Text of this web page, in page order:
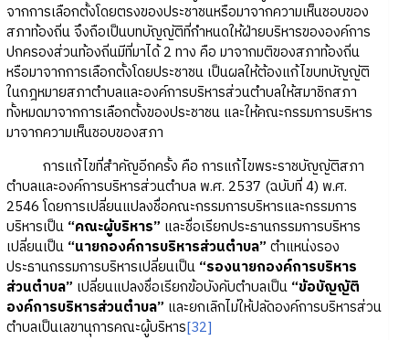
จากการเลือกตั้งโดยตรงของประชาชนหรือมาจากความเห็นชอบของ
สภาท้องถิ่น จึงถือเป็นบทบัญญัติที่กำหนดให้ฝ่ายบริหารขององค์การ
ปกครองส่วนท้องถิ่นมีที่มาได้ 2 ทาง คือ มาจากมติของสภาท้องถิ่น
หรือมาจากการเลือกตั้งโดยประชาชน เป็นผลให้ต้องแก้ไขบทบัญญัติ
ในกฎหมายสภาตำบลและองค์การบริหารส่วนตำบลให้สมาชิกสภา
ทั้งหมดมาจากการเลือกตั้งของประชาชน และให้คณะกรรมการบริหาร
มาจากความเห็นชอบของสภา
การแก้ไขที่สำคัญอีกครั้ง คือ การแก้ไขพระราชบัญญัติสภา
ตำบลและองค์การบริหารส่วนตำบล พ.ศ. 2537 (ฉบับที่ 4) พ.ศ.
2546 โดยการเปลี่ยนแปลงชื่อคณะกรรมการบริหารและกรรมการ
บริหารเป็น “คณะผู้บริหาร” และชื่อเรียกประธานกรรมการบริหาร
เปลี่ยนเป็น “นายกองค์การบริหารส่วนตำบล” ตำแหน่งรอง
ประธานกรรมการบริหารเปลี่ยนเป็น “รองนายกองค์การบริหาร
ส่วนตำบล” เปลี่ยนแปลงชื่อเรียกข้อบังคับตำบลเป็น “ข้อบัญญัติ
องค์การบริหารส่วนตำบล” และยกเลิกไม่ให้ปลัดองค์การบริหารส่วน
ตำบลเป็นเลขานุการคณะผู้บริหาร[32]